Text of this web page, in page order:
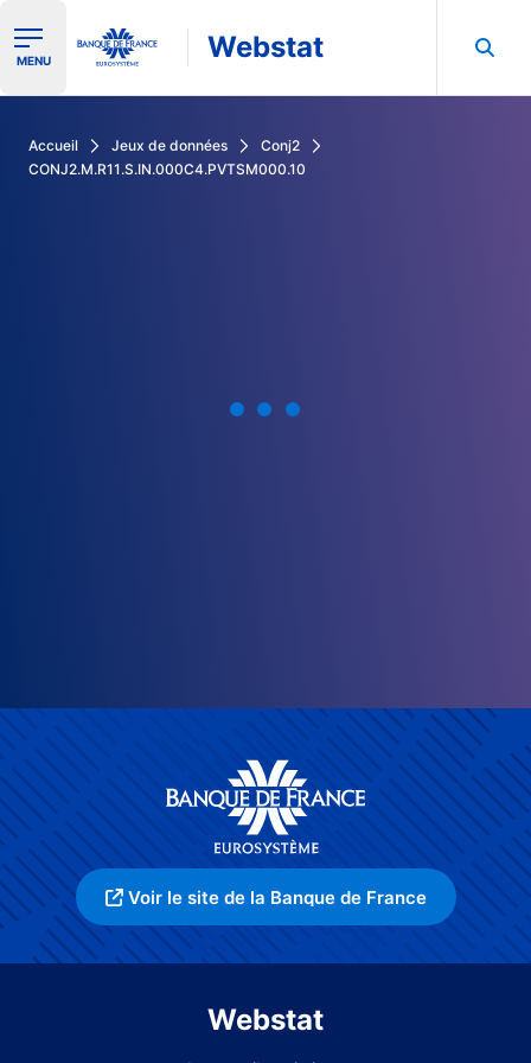
Ouvrir le menu de navigation
MENU Webstat
Accueil Jeux de données
Conj2
CONJ2.M.R11.S.IN.000C4.PVTSM000.10
Voir le site de la Banque de France
Webstat